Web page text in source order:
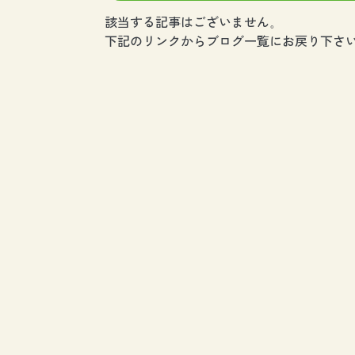
該当する記事はございません。
下記のリンクからブログ一覧にお戻り下さ